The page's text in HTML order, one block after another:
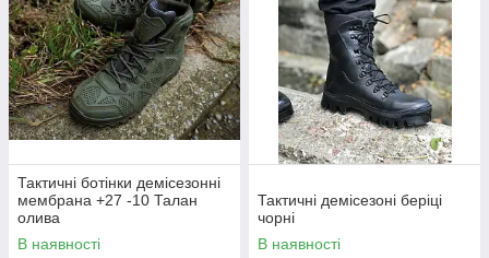
Тактичні ботінки демісезонні
мембрана +27 -10 Талан
олива
В наявності
Тактичні демісезоні беріці
чорні
В наявності